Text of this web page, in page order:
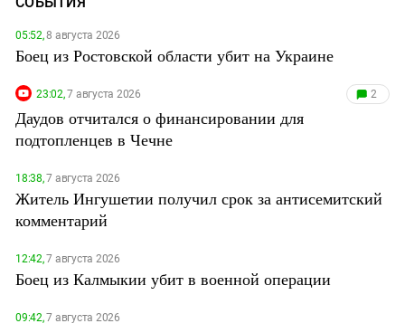
05:52,8 августа 2026
Боец из Ростовской области убит на Украине
23:02,7 августа 2026 2
Даудов отчитался о финансировании для
подтопленцев в Чечне
18:38,7 августа 2026
Житель Ингушетии получил срок за антисемитский
комментарий
12:42,7 августа 2026
Боец из Калмыкии убит в военной операции
09:42,7 августа 2026